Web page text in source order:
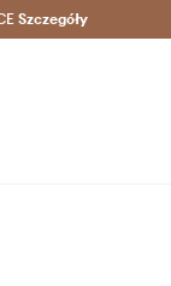
w 24h >
Szczegóły